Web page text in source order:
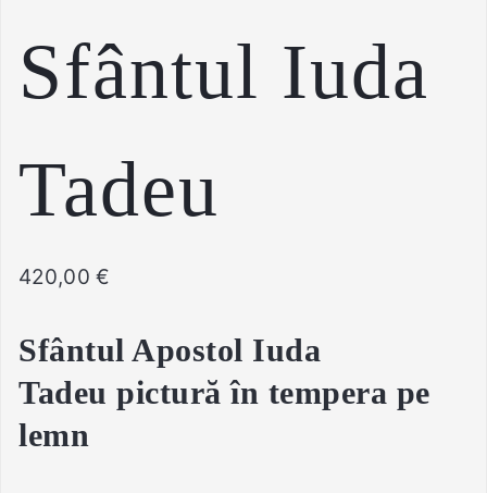
Sfântul Iuda
Tadeu
420,00 €
Sfântul Apostol Iuda
Tadeu pictură în tempera pe
lemn